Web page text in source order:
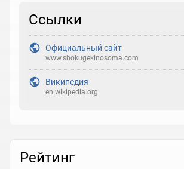
Ссылки
Официальный сайт
www.shokugekinosoma.com
Википедия
en.wikipedia.org
Рейтинг